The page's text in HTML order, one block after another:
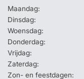
Maandag:
Dinsdag:
Woensdag:
Donderdag:
Vrijdag:
Zaterdag:
Zon- en feestdagen: